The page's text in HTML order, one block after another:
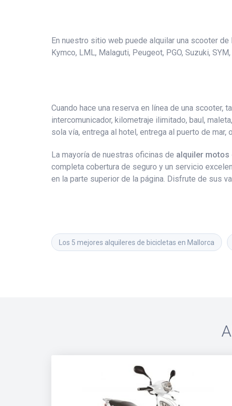
En nuestro sitio web puede alquilar una scooter de
Kymco, LML, Malaguti, Peugeot, PGO, Suzuki, SYM,
Cuando hace una reserva en línea de una
intercomunicador, kilometraje ilimitado, baul,
sola vía, entrega al hotel, entrega al puerto de mar,
La mayoría de nuestras oficinas de alquiler motos
completa cobertura de seguro y un servicio
en la parte superior de la página. Disfrute de sus
Los 5 mejores alquileres de bicicletas en Mallorca